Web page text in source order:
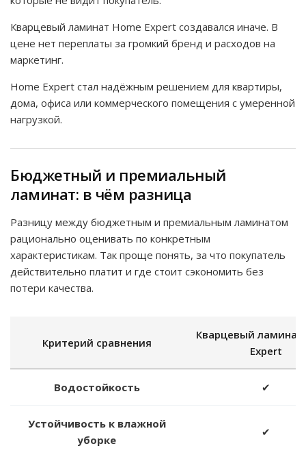
Кварцевый ламинат Home Expert создавался иначе. В
цене нет переплаты за громкий бренд и расходов на
маркетинг.
Home Expert стал надёжным решением для квартиры,
дома, офиса или коммерческого помещения с умеренной
нагрузкой.
Бюджетный и премиальный
ламинат: в чём разница
Разницу между бюджетным и премиальным ламинатом
рационально оценивать по конкретным
характеристикам. Так проще понять, за что покупатель
действительно платит и где стоит сэкономить без
потери качества.
Критерий сравнения
Кварцевый ламинат
Expert
Водостойкость ✔
Устойчивость к влажной
уборке
✔